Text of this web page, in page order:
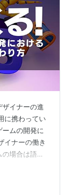
ザイナーの進
に携わってい
ムの開発に
イナーの働き
場合は語ら
のか？と聞
ム開発にお